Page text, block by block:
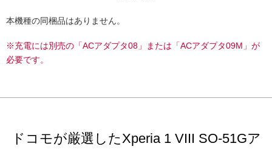
本機種の同梱品はありません。
※充電には別売の「ACアダプタ08」または「ACアダプタ09M」が
必要です。
ドコモが厳選したXperia 1 VIII SO-51Gア